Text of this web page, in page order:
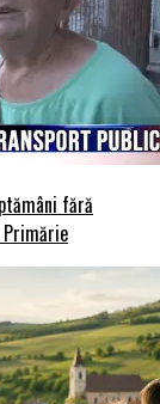
fără